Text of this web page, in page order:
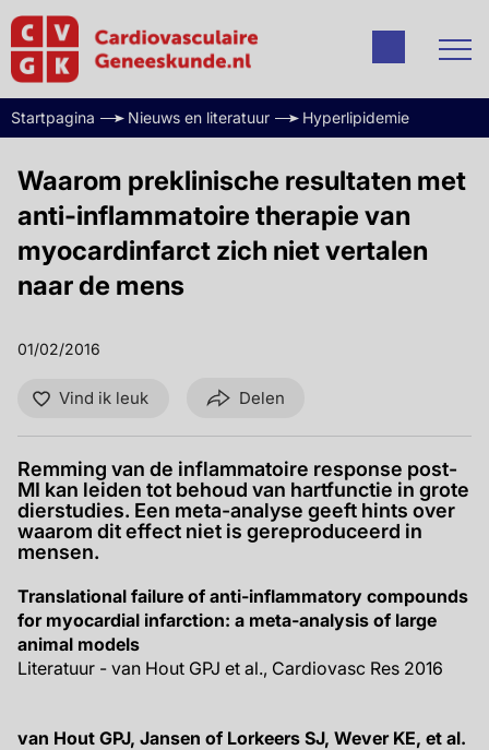
Startpagina Nieuws en literatuur Hyperlipidemie
Waarom preklinische resultaten met
anti-inflammatoire therapie van
myocardinfarct zich niet vertalen
naar de mens
01/02/2016
Vind ik leuk Delen
Remming van de inflammatoire response post-
MI kan leiden tot behoud van hartfunctie in grote
dierstudies. Een meta-analyse geeft hints over
waarom dit effect niet is gereproduceerd in
mensen.
Translational failure of anti-inflammatory compounds
for myocardial infarction: a meta-analysis of large
animal models
Literatuur - van Hout GPJ et al., Cardiovasc Res 2016
van Hout GPJ, Jansen of Lorkeers SJ, Wever KE, et al.